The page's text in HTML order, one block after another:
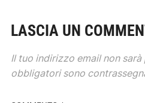
LASCIA UN
Il tuo indirizzo email non
obbligatori sono